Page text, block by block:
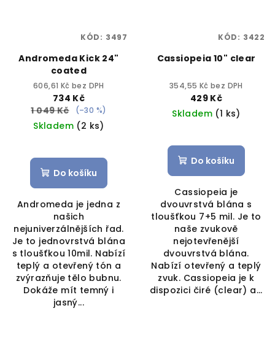
Andromeda Kick 24"
coated
606,61 Kč bez DPH
734 Kč
1 049 Kč
(–30 %)
Skladem (2 ks)
Do košíku
Andromeda je jedna z
našich
nejuniverzálnějších řad.
Je to jednovrstvá blána
s tloušťkou 10mil. Nabízí
teplý a otevřený tón a
zvýrazňuje tělo bubnu.
Dokáže mít temný i
jasný...
KÓD: 3497
Cassiopeia 10" clear
354,55 Kč bez DPH
429 Kč
Skladem (1 ks)
Do košíku
Cassiopeia je
dvouvrstvá blána s
tloušťkou 7+5 mil. Je to
naše zvukově
nejotevřenější
dvouvrstvá blána.
Nabízí otevřený a teplý
zvuk. Cassiopeia je k
dispozici čiré (clear) a...
KÓD: 3422